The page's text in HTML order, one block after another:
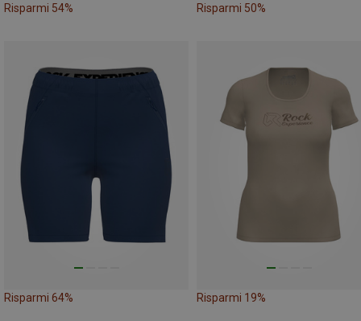
Risparmi 54% Risparmi 50%
Risparmi 64% Risparmi 19%